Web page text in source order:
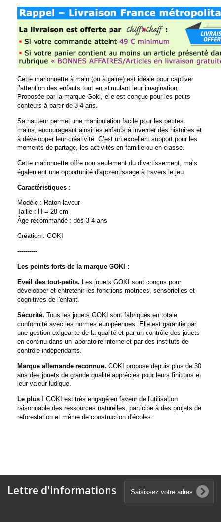
Cette marionnette à main (ou à gaine) est idéale pour captiver
l’attention des enfants tout en stimulant leur imagination.
Proposée par la marque Goki, elle est conçue pour les petits
conteurs à partir de 3-4 ans.
Sa hauteur permet une manipulation facile pour les petites
mains, encourageant ainsi les enfants à inventer des histoires et
à développer leur créativité. C’est un excellent support pour les
moments de partage, les activités en famille ou en classe.
Cette marionnette offre non seulement du divertissement, mais
également une opportunité d'apprentissage à travers le jeu.
Caractéristiques :
Modèle : Raton-laveur
Taille : H = 28 cm
Âge recommandé : dès 3-4 ans
Création : GOKI
----------
Les points forts de la marque GOKI :
Eveil des tout-petits. Les jouets GOKI sont conçus pour
développer et entretenir les fonctions motrices, sensorielles et
cognitives de l'enfant.
Sécurité. Tous les jouets GOKI sont fabriqués en totale
conformité avec les normes européennes. Elle est garantie par
une gestion exigeante de la qualité et par un contrôle des jouets
en continu dans un laboratoire interne et par des instituts de
contrôle indépendants.
Marque allemande reconnue. GOKI propose depuis plus de 30
ans des jouets de grande qualité appréciés pour leurs finitions et
leur valeur ludique.
Le plus ! GOKI est très engagé en faveur de l'utilisation
raisonnable des ressources naturelles, participe à des projets de
reforestation et même de construction d'écoles.
Lettre d'informations